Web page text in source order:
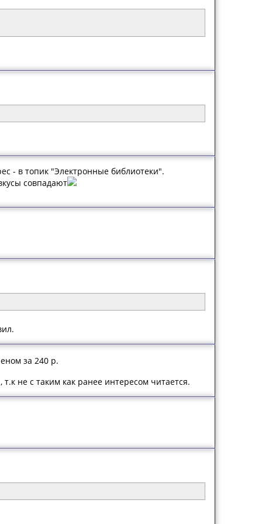
- в топик "Электронные библиотеки".
совпадают
за 240 р.
не с таким как ранее интересом читается.